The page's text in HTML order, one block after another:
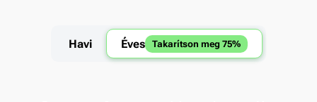
Havi Éves Takarítson meg 75%